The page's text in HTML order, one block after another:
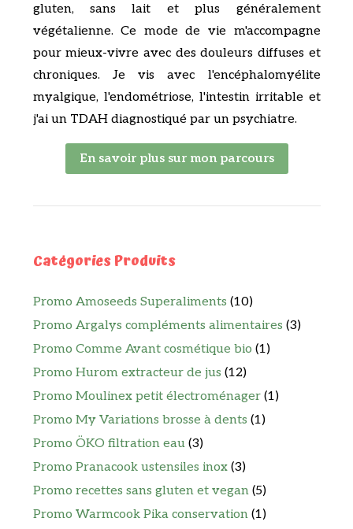
gluten, sans lait et plus généralement
végétalienne. Ce mode de vie m'accompagne
pour mieux-vivre avec des douleurs diffuses et
chroniques. Je vis avec l'encéphalomyélite
myalgique, l'endométriose, l'intestin irritable et
j'ai un TDAH diagnostiqué par un psychiatre.
En savoir plus sur mon parcours
Catégories Produits
Promo Amoseeds Superaliments (10)
Promo Argalys compléments alimentaires (3)
Promo Comme Avant cosmétique bio (1)
Promo Hurom extracteur de jus (12)
Promo Moulinex petit électroménager (1)
Promo My Variations brosse à dents (1)
Promo ÖKO filtration eau (3)
Promo Pranacook ustensiles inox (3)
Promo recettes sans gluten et vegan (5)
Promo Warmcook Pika conservation (1)